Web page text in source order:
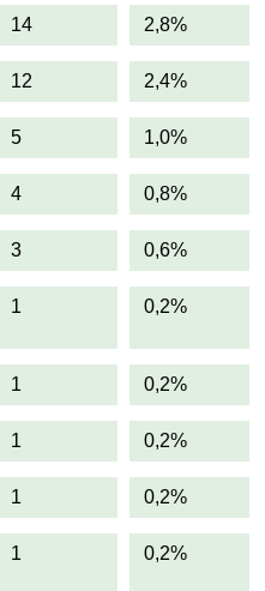
14 2,8%
12 2,4%
5 1,0%
4 0,8%
3 0,6%
1 0,2%
1 0,2%
1 0,2%
1 0,2%
1 0,2%